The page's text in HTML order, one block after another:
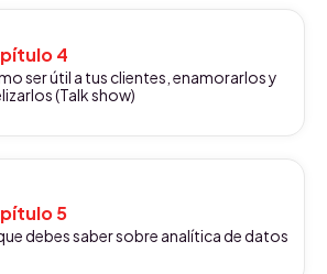
4
ser útil a tus clientes, enamorarlos y
(Talk show)
5
debes saber sobre analítica de datos